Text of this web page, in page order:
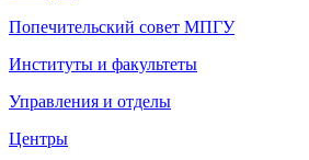
Попечительский совет МПГУ
Институты и факультеты
Управления и отделы
Центры